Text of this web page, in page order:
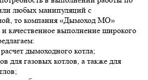
любых манипуляций с
то компания «Дымоход МО»
и качественное выполнение широкого
дымоходного котла;
для газовых котлов, а также для